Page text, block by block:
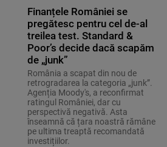
Finanțele României se
pregătesc pentru cel de-al
treilea test. Standard &
Poor’s decide dacă scapăm
de „junk”
România a scapat din nou de
retrogradarea la categoria „junk”.
Agenția Moody's, a reconfirmat
ratingul României, dar cu
perspectivă negativă. Asta
înseamnă că țara noastră rămâne
pe ultima treaptă recomandată
investițiilor.